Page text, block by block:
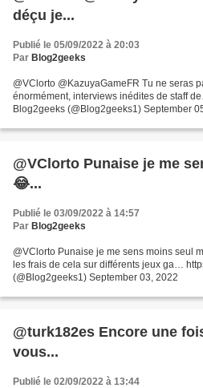
déçu je...
Publié le 05/09/2022 à 20:03
Par Blog2geeks
@VClorto @KazuyaGameFR Tu ne seras
énormément, interviews inédites de staff
Blog2geeks (@Blog2geeks1) September
@VClorto Punaise je me
😂...
Publié le 03/09/2022 à 14:57
Par Blog2geeks
@VClorto Punaise je me sens moins seul
les frais de cela sur différents jeux ga…
(@Blog2geeks1) September 03, 2022
@turk182es Encore une
vous...
Publié le 02/09/2022 à 13:44